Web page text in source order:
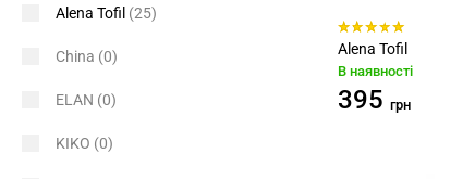
Alena Tofil
В наявності
395 грн
Alena Tofil (25)
China (0)
ELAN (0)
KIKO (0)